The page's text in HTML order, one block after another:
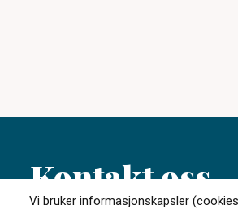
Kontakt oss
Vi bruker informasjonskapsler